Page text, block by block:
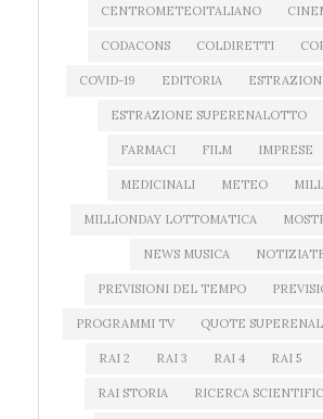
CENTROMETEOITALIANO
CODACONS COLDIRETTI
COVID-19 EDITORIA
ESTRAZIONE SUPERENALOTTO
FARMACI FILM IMPRESE
MEDICINALI METEO
MILLIONDAY LOTTOMATICA
NEWS MUSICA
PREVISIONI DEL TEMPO
PROGRAMMI TV QUOTE
RAI 2 RAI 3 RAI 4 RAI 5
RAI STORIA RICERCA